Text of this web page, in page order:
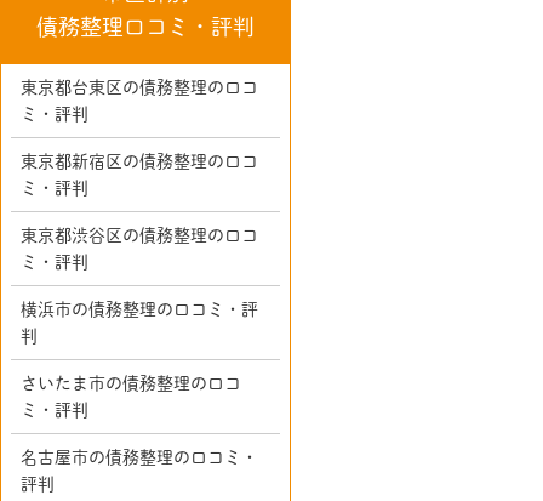
債務整理口コミ・評判
東京都台東区の債務整理の口コ
ミ・評判
東京都新宿区の債務整理の口コ
ミ・評判
東京都渋谷区の債務整理の口コ
ミ・評判
横浜市の債務整理の口コミ・評
判
さいたま市の債務整理の口コ
ミ・評判
名古屋市の債務整理の口コミ・
評判